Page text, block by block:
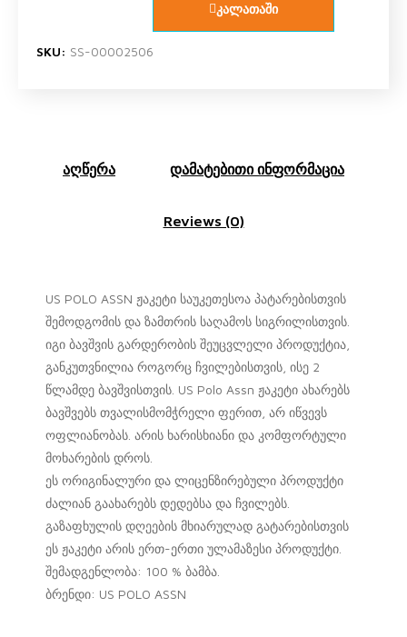
კალათაში
SKU: SS-00002506
აღწერა დამატებითი ინფორმაცია
Reviews (0)
US POLO ASSN ჟაკეტი საუკეთესოა პატარებისთვის
შემოდგომის და ზამთრის საღამოს სიგრილისთვის.
იგი ბავშვის გარდერობის შეუცვლელი პროდუქტია,
განკუთვნილია როგორც ჩვილებისთვის, ისე 2
წლამდე ბავშვისთვის. US Polo Assn ჟაკეტი ახარებს
ბავშვებს თვალისმომჭრელი ფერით, არ იწვევს
ოფლიანობას. არის ხარისხიანი და კომფორტული
მოხარების დროს.
ეს ორიგინალური და ლიცენზირებული პროდუქტი
ძალიან გაახარებს დედებსა და ჩვილებს.
გაზაფხულის დღეების მხიარულად გატარებისთვის
ეს ჟაკეტი არის ერთ-ერთი ულამაზესი პროდუქტი.
შემადგენლობა: 100 % ბამბა.
ბრენდი: US POLO ASSN